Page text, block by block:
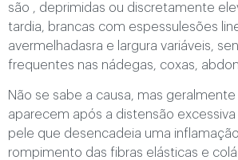
são , deprimidas ou discretamente
tardia, brancas com espessulesões
avermelhadasra e largura variáveis,
frequentes nas nádegas, coxas,
Não se sabe a causa, mas
aparecem após a distensão
pele que desencadeia uma
rompimento das fibras elásticas e